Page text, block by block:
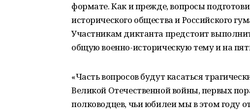
формате. Как и прежде, вопросы
исторического общества и Российского
Участникам диктанта предстоит
общую военно-историческую тему и на
«Часть вопросов будут касаться
Великой Отечественной войны, первых
полководцев, чьи юбилеи мы в этом году